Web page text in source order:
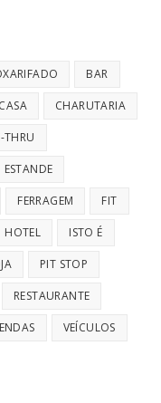
BAR
CASA CHARUTARIA
THRU
ESTANDE
FERRAGEM FIT
HOTEL ISTO É
PIT STOP
RESTAURANTE
VEÍCULOS